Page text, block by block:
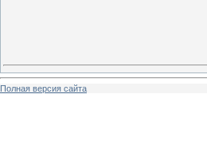
Полная версия сайта